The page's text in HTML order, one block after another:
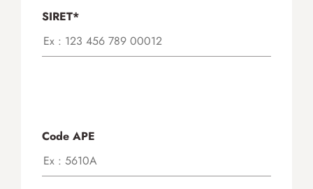
SIRET*
Code APE